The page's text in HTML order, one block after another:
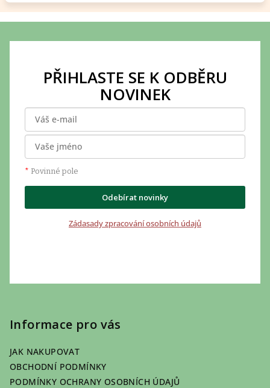
PŘIHLASTE SE K ODBĚRU
NOVINEK
* Povinné pole
Odebírat novinky
Zádasady zpracování osobních údajů
Informace pro vás
JAK NAKUPOVAT
OBCHODNÍ PODMÍNKY
PODMÍNKY OCHRANY OSOBNÍCH ÚDAJŮ